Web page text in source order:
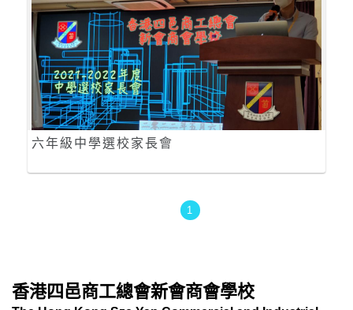
六年級中學選校家長會
1
香港四邑商工總會新會商會學校